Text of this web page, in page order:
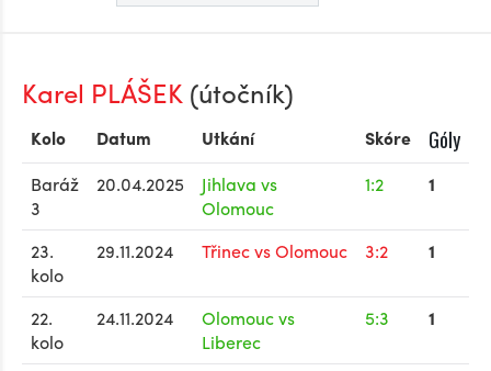
Karel PLÁŠEK (útočník)
Kolo Datum Utkání Skóre Góly
Baráž
3
20.04.2025
Jihlava vs
Olomouc
1:2 1
23.
kolo
29.11.2024 Třinec vs Olomouc 3:2 1
22.
kolo
24.11.2024
Olomouc vs
Liberec
5:3 1